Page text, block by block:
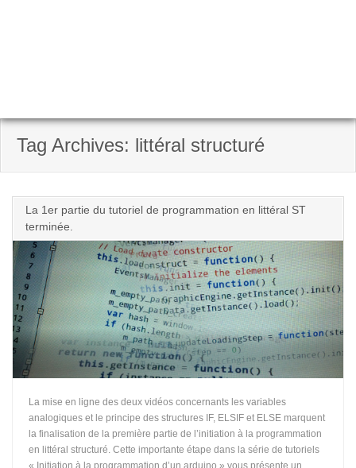
Tag Archives: littéral structuré
La 1er partie du tutoriel de programmation en littéral ST
terminée.
La mise en ligne des deux vidéos concernants les variables
analogiques et le principe des structures IF, ELSIF et ELSE marquent
la finalisation de la première partie de l’initiation à la programmation
en littéral structuré. Cette importante étape dans la série de tutoriels
« Initiation à la programmation d’un arduino » vous présente un